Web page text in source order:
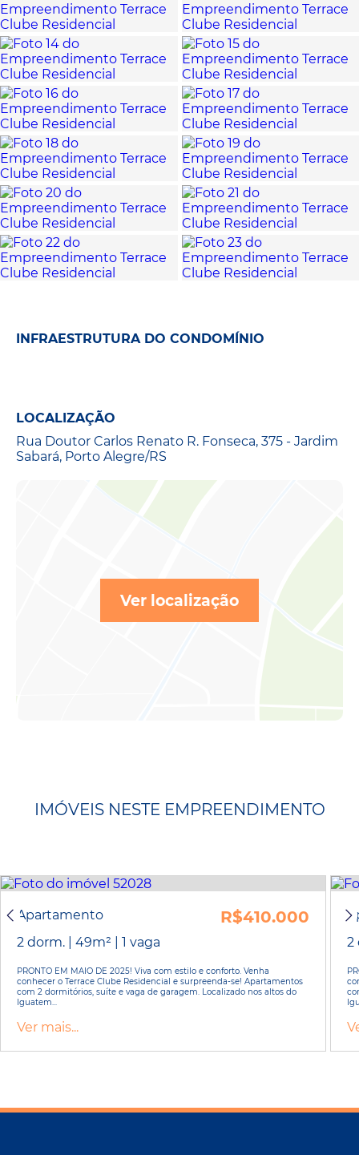
INFRAESTRUTURA DO CONDOMÍNIO
LOCALIZAÇÃO
Rua Doutor Carlos Renato R. Fonseca, 375 - Jardim
Sabará, Porto Alegre/RS
Ver localização
IMÓVEIS NESTE EMPREENDIMENTO
Apartamento R$410.000
2 dorm. | 49m² | 1 vaga
PRONTO EM MAIO DE 2025! Viva com estilo e conforto. Venha
conhecer o Terrace Clube Residencial e surpreenda-se! Apartamentos
com 2 dormitórios, suíte e vaga de garagem. Localizado nos altos do
Iguatem...
Ver mais...
2